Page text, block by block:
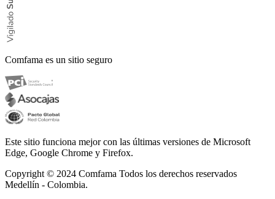
Comfama es un sitio seguro
Este sitio funciona mejor con las últimas versiones de Microsoft
Edge, Google Chrome y Firefox.
Copyright © 2024 Comfama Todos los derechos reservados
Medellín - Colombia.